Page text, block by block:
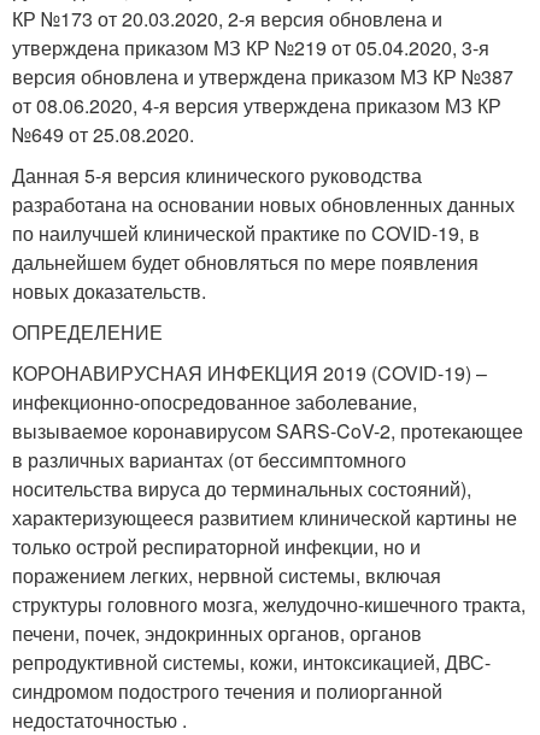
КР №173 от 20.03.2020, 2-я версия обновлена и
утверждена приказом МЗ КР №219 от 05.04.2020, 3-я
версия обновлена и утверждена приказом МЗ КР №387
от 08.06.2020, 4-я версия утверждена приказом МЗ КР
№649 от 25.08.2020.
Данная 5-я версия клинического руководства
разработана на основании новых обновленных данных
по наилучшей клинической практике по COVID-19, в
дальнейшем будет обновляться по мере появления
новых доказательств.
ОПРЕДЕЛЕНИЕ
КОРОНАВИРУСНАЯ ИНФЕКЦИЯ 2019 (COVID-19) –
инфекционно-опосредованное заболевание,
вызываемое коронавирусом SARS-CoV-2, протекающее
в различных вариантах (от бессимптомного
носительства вируса до терминальных состояний),
характеризующееся развитием клинической картины не
только острой респираторной инфекции, но и
поражением легких, нервной системы, включая
структуры головного мозга, желудочно-кишечного тракта,
печени, почек, эндокринных органов, органов
репродуктивной системы, кожи, интоксикацией, ДВС-
синдромом подострого течения и полиорганной
недостаточностью .